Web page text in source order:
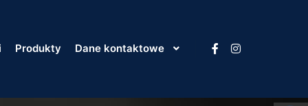
Produkty Dane kontaktowe